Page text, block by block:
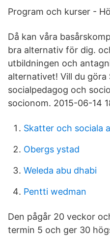
Program och kurser -
Då kan våra
bra alternativ för dig.
utbildningen och
alternativet! Vill du göra
socialpedagog och
socionom. 2015-06-14
Skatter och sociala
Obergs ystad
Weleda abu dhabi
Pentti wedman
Den pågår 20 veckor
termin 5 och ger 30